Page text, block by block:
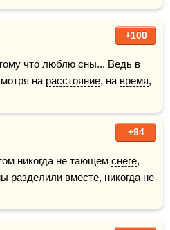
+100
что люблю сны... Ведь в
на расстояние, на время,
+94
никогда не тающем снеге,
разделили вместе, никогда не